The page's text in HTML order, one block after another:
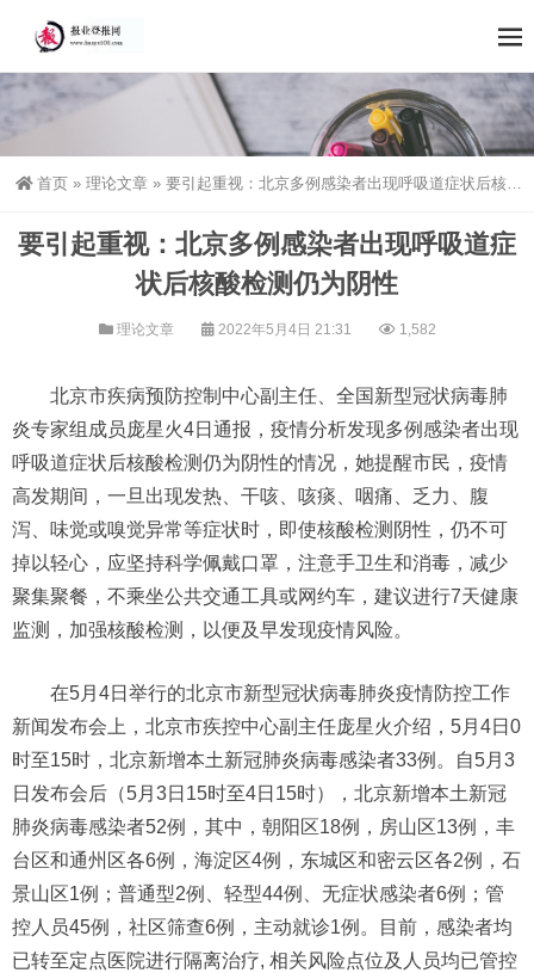
首页 » 理论文章 » 要引起重视：北京多例感染者出现呼吸道症状后核酸检测仍为阴性
要引起重视：北京多例感染者出现呼吸道症
状后核酸检测仍为阴性
理论文章 2022年5月4日 21:31 1,582
北京市疾病预防控制中心副主任、全国新型冠状病毒肺
炎专家组成员庞星火4日通报，疫情分析发现多例感染者出现
呼吸道症状后核酸检测仍为阴性的情况，她提醒市民，疫情
高发期间，一旦出现发热、干咳、咳痰、咽痛、乏力、腹
泻、味觉或嗅觉异常等症状时，即使核酸检测阴性，仍不可
掉以轻心，应坚持科学佩戴口罩，注意手卫生和消毒，减少
聚集聚餐，不乘坐公共交通工具或网约车，建议进行7天健康
监测，加强核酸检测，以便及早发现疫情风险。
在5月4日举行的北京市新型冠状病毒肺炎疫情防控工作
新闻发布会上，北京市疾控中心副主任庞星火介绍，5月4日0
时至15时，北京新增本土新冠肺炎病毒感染者33例。自5月3
日发布会后（5月3日15时至4日15时），北京新增本土新冠
肺炎病毒感染者52例，其中，朝阳区18例，房山区13例，丰
台区和通州区各6例，海淀区4例，东城区和密云区各2例，石
景山区1例；普通型2例、轻型44例、无症状感染者6例；管
控人员45例，社区筛查6例，主动就诊1例。目前，感染者均
已转至定点医院进行隔离治疗, 相关风险点位及人员均已管控